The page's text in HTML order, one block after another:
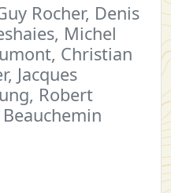
Rocher, Denis
Michel
Christian
Jacques
Robert